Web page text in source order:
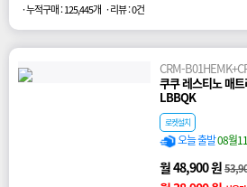
· 누적구매 : 125,445개 · 리뷰 : 0건
CRM-
쿠쿠 레스티노 매
LBBQK
로켓설치
오늘 출발08월
월 48,900 원